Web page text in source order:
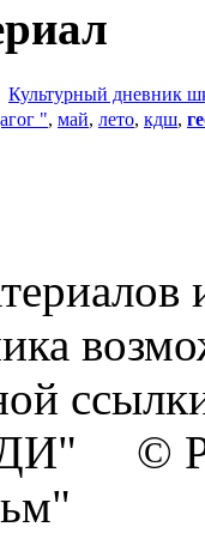
Культурный дневник
", май, лето, кдш,
©